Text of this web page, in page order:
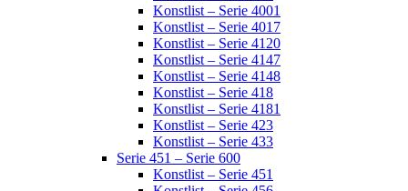
Konstlist – Serie 4001
Konstlist – Serie 4017
Konstlist – Serie 4120
Konstlist – Serie 4147
Konstlist – Serie 4148
Konstlist – Serie 418
Konstlist – Serie 4181
Konstlist – Serie 423
Konstlist – Serie 433
Serie 451 – Serie 600
Konstlist – Serie 451